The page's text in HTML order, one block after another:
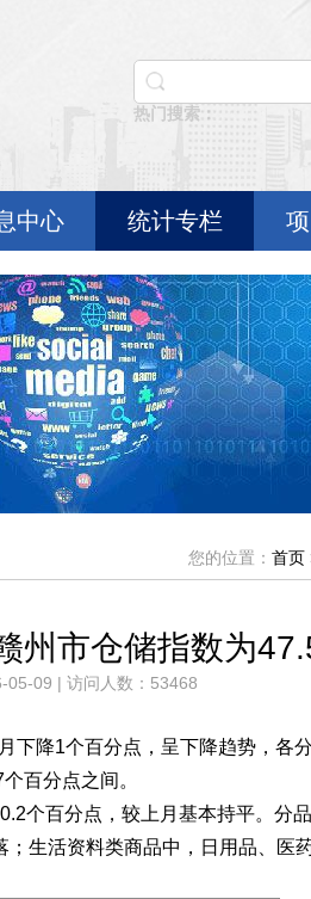
热门搜索：
中心 统计专栏
您的位置： 首页
州市仓储指数为
05-09 | 访问人数：53468
下降1个百分点，呈下降趋势，各
百分点之间。
个百分点，较上月基本持平。分
生活资料类商品中，日用品、医